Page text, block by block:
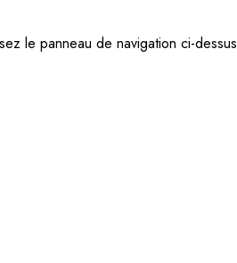
le panneau de navigation ci-dessus